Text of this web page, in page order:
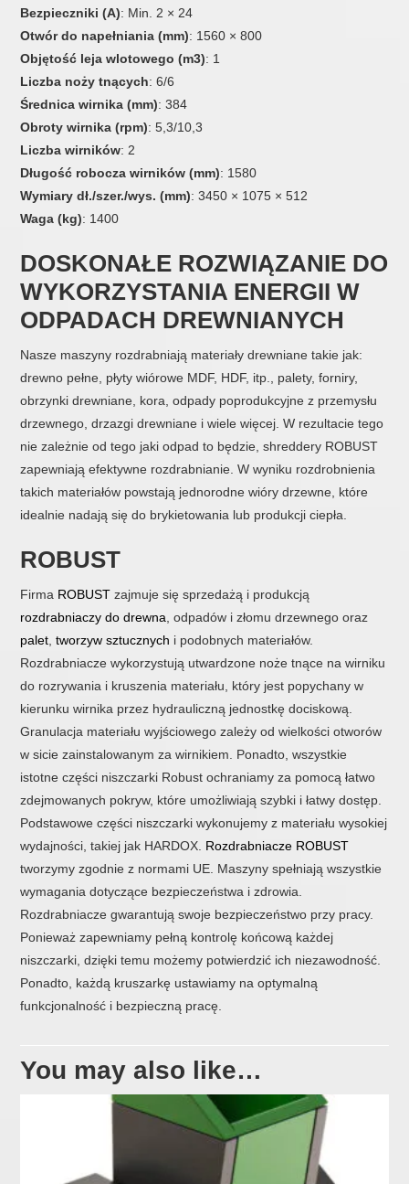
Bezpieczniki (A): Min. 2 × 24
Otwór do napełniania (mm): 1560 × 800
Objętość leja wlotowego (m3): 1
Liczba noży tnących: 6/6
Średnica wirnika (mm): 384
Obroty wirnika (rpm): 5,3/10,3
Liczba wirników: 2
Długość robocza wirników (mm): 1580
Wymiary dł./szer./wys. (mm): 3450 × 1075 × 512
Waga (kg): 1400
DOSKONAŁE ROZWIĄZANIE DO
WYKORZYSTANIA ENERGII W
ODPADACH DREWNIANYCH
Nasze maszyny rozdrabniają materiały drewniane takie jak:
drewno pełne, płyty wiórowe MDF, HDF, itp., palety, forniry,
obrzynki drewniane, kora, odpady poprodukcyjne z przemysłu
drzewnego, drzazgi drewniane i wiele więcej. W rezultacie tego
nie zależnie od tego jaki odpad to będzie, shreddery ROBUST
zapewniają efektywne rozdrabnianie. W wyniku rozdrobnienia
takich materiałów powstają jednorodne wióry drzewne, które
idealnie nadają się do brykietowania lub produkcji ciepła.
ROBUST
Firma ROBUST zajmuje się sprzedażą i produkcją
rozdrabniaczy do drewna , odpadów i złomu drzewnego oraz
palet ,tworzyw sztucznych i podobnych materiałów.
Rozdrabniacze wykorzystują utwardzone noże tnące na wirniku
do rozrywania i kruszenia materiału, który jest popychany w
kierunku wirnika przez hydrauliczną jednostkę dociskową.
Granulacja materiału wyjściowego zależy od wielkości otworów
w sicie zainstalowanym za wirnikiem. Ponadto, wszystkie
istotne części niszczarki Robust ochraniamy za pomocą łatwo
zdejmowanych pokryw, które umożliwiają szybki i łatwy dostęp.
Podstawowe części niszczarki wykonujemy z materiału wysokiej
wydajności, takiej jak HARDOX. Rozdrabniacze ROBUST
tworzymy zgodnie z normami UE. Maszyny spełniają wszystkie
wymagania dotyczące bezpieczeństwa i zdrowia.
Rozdrabniacze gwarantują swoje bezpieczeństwo przy pracy.
Ponieważ zapewniamy pełną kontrolę końcową każdej
niszczarki, dzięki temu możemy potwierdzić ich niezawodność.
Ponadto, każdą kruszarkę ustawiamy na optymalną
funkcjonalność i bezpieczną pracę.
You may also like…